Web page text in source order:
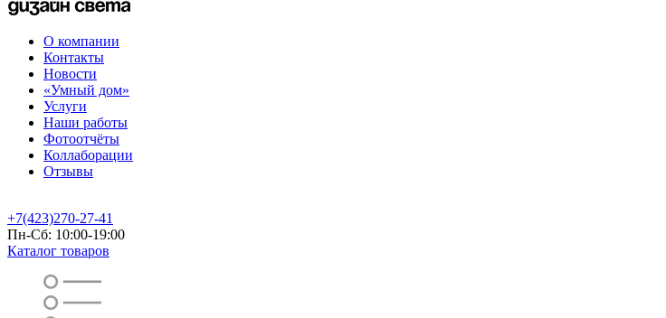
О компании
Контакты
Новости
«Умный дом»
Услуги
Наши работы
Фотоотчёты
Коллаборации
Отзывы
+7(423)270-27-41
Пн-Сб: 10:00-19:00
Каталог товаров